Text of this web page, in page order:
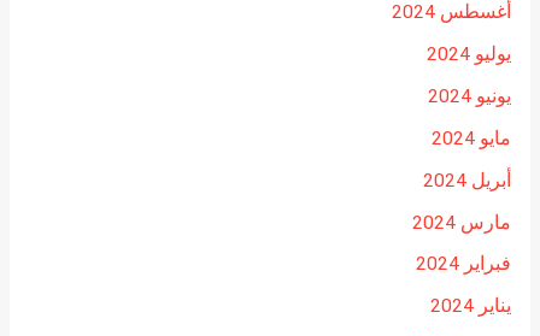
أغسطس 2024
يوليو 2024
يونيو 2024
مايو 2024
أبريل 2024
مارس 2024
فبراير 2024
يناير 2024